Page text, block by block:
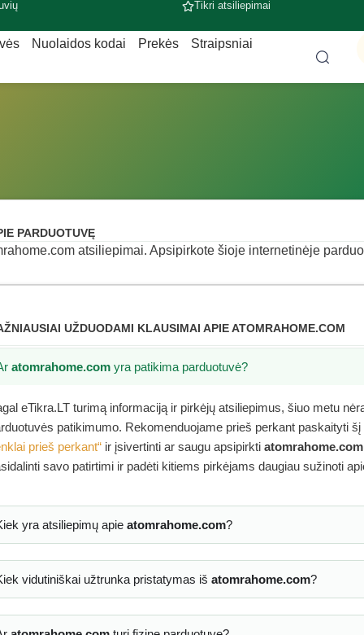
Tikri atsiliepimai
Nuolaidos kodai Prekės Straipsniai
PARDUOTUVĘ
atsiliepimai. Apsipirkote šioje internetinėje
UŽDUODAMI KLAUSIMAI APIE ATOMRAHOME.COM
atomrahome.com yra patikima parduotuvė?
eTikra.LT turimą informaciją ir pirkėjų atsiliepimus, šiuo metu
patikimumo. Rekomenduojame prieš perkant paskaityti šį
prieš perkant“ ir įsivertinti ar saugu apsipirkti atomrahome.com
savo patirtimi ir padėti kitiems pirkėjams daugiau sužinoti
yra atsiliepimų apie atomrahome.com?
vidutiniškai užtrunka pristatymas iš atomrahome.com?